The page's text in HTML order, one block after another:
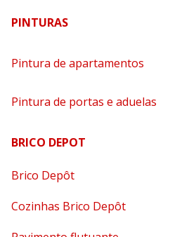
PINTURAS
Pintura de apartamentos
Pintura de portas e aduelas
BRICO DEPOT
Brico Depôt
Cozinhas Brico Depôt